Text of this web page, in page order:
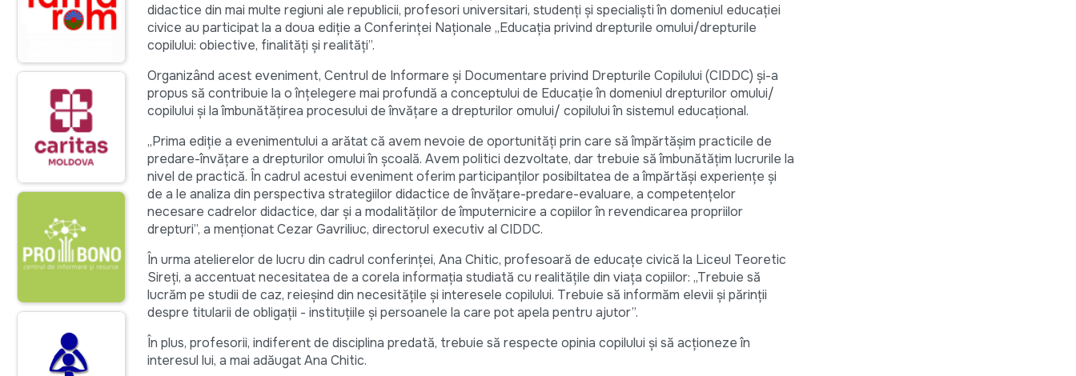
didactice din mai multe regiuni ale republicii, profesori universitari, studenți și specialiști în domeniul educației
civice au participat la a doua ediţie a Conferinței Naționale „Educaţia privind drepturile omului/drepturile
copilului: obiective, finalităţi şi realităţi”.
Organizând acest eveniment, Centrul de Informare şi Documentare privind Drepturile Copilului (CIDDC) şi-a
propus să contribuie la o înţelegere mai profundă a conceptului de Educaţie în domeniul drepturilor omului/
copilului şi la îmbunătăţirea procesului de învăţare a drepturilor omului/ copilului în sistemul educaţional.
„Prima ediţie a evenimentului a arătat că avem nevoie de oportunităţi prin care să împărtăşim practicile de
predare-învăţare a drepturilor omului în şcoală. Avem politici dezvoltate, dar trebuie să îmbunătăţim lucrurile la
nivel de practică. În cadrul acestui eveniment oferim participanţilor posibiltatea de a împărtăşi experienţe şi
de a le analiza din perspectiva strategiilor didactice de învăţare-predare-evaluare, a competenţelor
necesare cadrelor didactice, dar și a modalităților de împuternicire a copiilor în revendicarea propriilor
drepturi”, a menţionat Cezar Gavriliuc, directorul executiv al CIDDC.
În urma atelierelor de lucru din cadrul conferinței, Ana Chitic, profesoară de educațe civică la Liceul Teoretic
Sireți, a accentuat necesitatea de a corela informaţia studiată cu realităţile din viaţa copiilor: „Trebuie să
lucrăm pe studii de caz, reieşind din necesităţile şi interesele copilului. Trebuie să informăm elevii şi părinţii
despre titularii de obligaţii - instituţiile şi persoanele la care pot apela pentru ajutor”.
În plus, profesorii, indiferent de disciplina predată, trebuie să respecte opinia copilului şi să acţioneze în
interesul lui, a mai adăugat Ana Chitic.